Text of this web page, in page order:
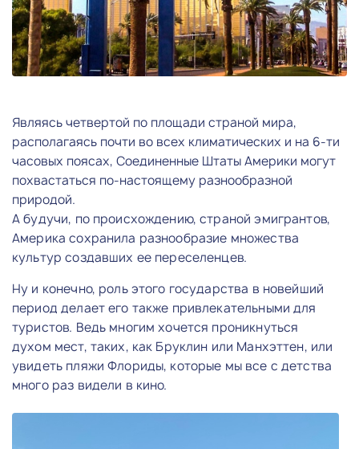
Являясь четвертой по площади страной мира,
располагаясь почти во всех климатических и на 6-ти
часовых поясах, Соединенные Штаты Америки могут
похвастаться по-настоящему разнообразной
природой.
А будучи, по происхождению, страной эмигрантов,
Америка сохранила разнообразие множества
культур создавших ее переселенцев.
Ну и конечно, роль этого государства в новейший
период делает его также привлекательными для
туристов. Ведь многим хочется проникнуться
духом мест, таких, как Бруклин или Манхэттен, или
увидеть пляжи Флориды, которые мы все с детства
много раз видели в кино.